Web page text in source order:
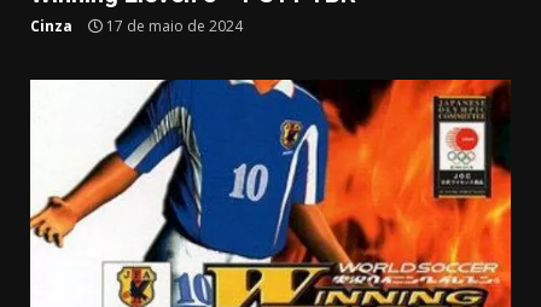
Cinza 17 de maio de 2024